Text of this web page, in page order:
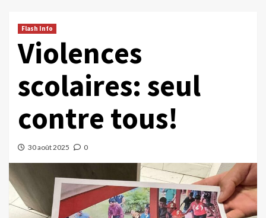
Flash Info
Violences
scolaires: seul
contre tous!
30 août 2025 0